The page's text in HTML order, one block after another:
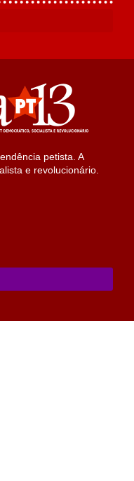
petista. A
e revolucionário.